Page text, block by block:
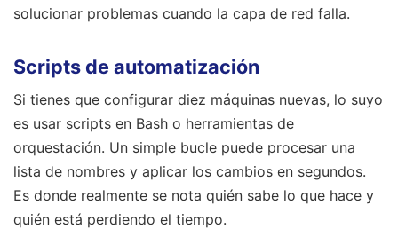
solucionar problemas cuando la capa de red falla.
Scripts de automatización
Si tienes que configurar diez máquinas nuevas, lo suyo
es usar scripts en Bash o herramientas de
orquestación. Un simple bucle puede procesar una
lista de nombres y aplicar los cambios en segundos.
Es donde realmente se nota quién sabe lo que hace y
quién está perdiendo el tiempo.